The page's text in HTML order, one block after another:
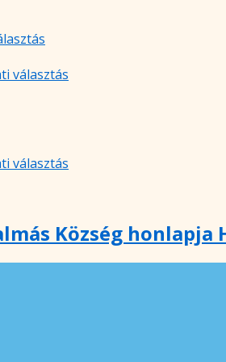
választás
választás
Község